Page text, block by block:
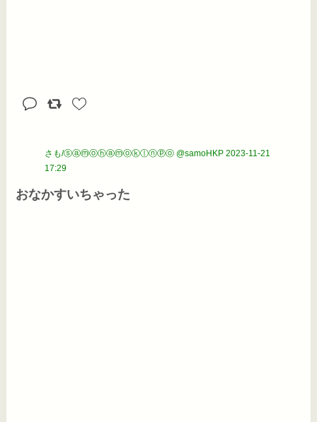
さも/ⓢⓐⓜⓞⓗⓐⓜⓞⓚⓛⓝⓟⓞ @samoHKP 2023-11-21
17:29
おなかすいちゃった